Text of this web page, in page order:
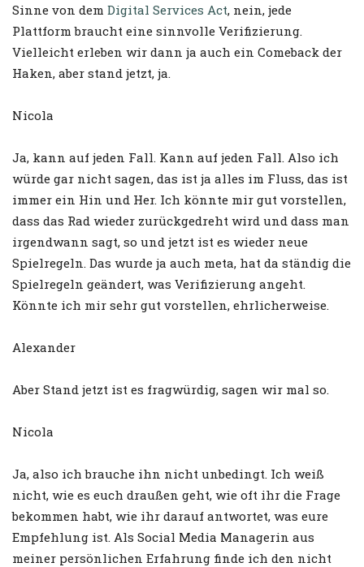
Sinne von dem Digital Services Act, nein, jede
Plattform braucht eine sinnvolle Verifizierung.
Vielleicht erleben wir dann ja auch ein Comeback der
Haken, aber stand jetzt, ja.
Nicola
Ja, kann auf jeden Fall. Kann auf jeden Fall. Also ich
würde gar nicht sagen, das ist ja alles im Fluss, das ist
immer ein Hin und Her. Ich könnte mir gut vorstellen,
dass das Rad wieder zurückgedreht wird und dass man
irgendwann sagt, so und jetzt ist es wieder neue
Spielregeln. Das wurde ja auch meta, hat da ständig die
Spielregeln geändert, was Verifizierung angeht.
Könnte ich mir sehr gut vorstellen, ehrlicherweise.
Alexander
Aber Stand jetzt ist es fragwürdig, sagen wir mal so.
Nicola
Ja, also ich brauche ihn nicht unbedingt. Ich weiß
nicht, wie es euch draußen geht, wie oft ihr die Frage
bekommen habt, wie ihr darauf antwortet, was eure
Empfehlung ist. Als Social Media Managerin aus
meiner persönlichen Erfahrung finde ich den nicht